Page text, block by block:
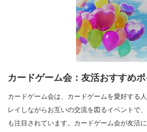
カードゲーム会：友活おすすめポ
カードゲーム会は、カードゲームを愛好する
レイしながらお互いの交流を図るイベントで
も注目されています。カードゲーム会が友活